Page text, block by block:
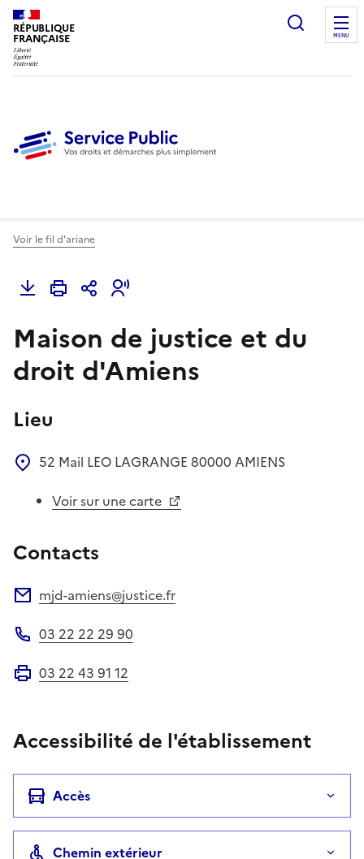
RÉPUBLIQUE
FRANÇAISE
Ouvrir
MENU
Voir le fil d'ariane
Maison de justice et du
droit d'Amiens
Lieu
52 Mail LEO LAGRANGE 80000 AMIENS
Voir sur une carte
Contacts
mjd-amiens@justice.fr
03 22 22 29 90
03 22 43 91 12
Accessibilité de l'établissement
Accès
Chemin extérieur